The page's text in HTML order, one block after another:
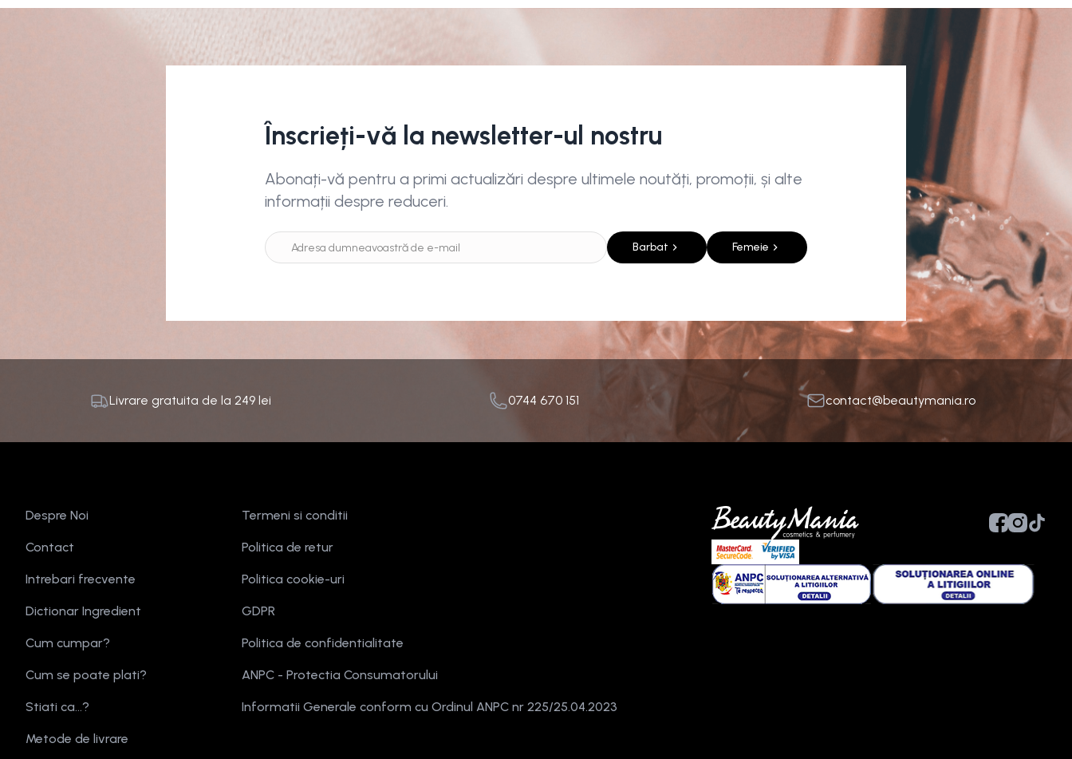
Înscrieți-vă la newsletter-ul nostru
Abonați-vă pentru a primi actualizări despre ultimele noutăți, promoții, și alte
informații despre reduceri.
Barbat Femeie
Livrare gratuita de la249 lei 0744 670 151 contact@beautymania.ro
Despre Noi
Contact
Intrebari frecvente
Dictionar Ingredient
Cum cumpar?
Cum se poate plati?
Stiati ca...?
Metode de livrare
Termeni si conditii
Politica de retur
Politica cookie-uri
GDPR
Politica de confidentialitate
ANPC - Protectia Consumatorului
Informatii Generale conform cu Ordinul ANPC nr 225/25.04.2023